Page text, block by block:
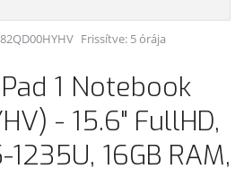
82QD00HYHV Frissítve: 5 órája
1 Notebook
- 15.6" FullHD,
16GB RAM,